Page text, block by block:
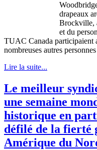
drapeaux
Brockville,
et du
TUAC Canada participaient
nombreuses autres
Lire la suite...
Le meilleur
une semaine
historique en
défilé de la fierté
Amérique du